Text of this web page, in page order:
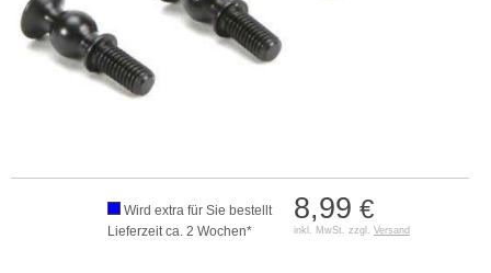
8,99 €
inkl. MwSt. zzgl. Versand
Wird extra für Sie bestellt
Lieferzeit ca. 2 Wochen*